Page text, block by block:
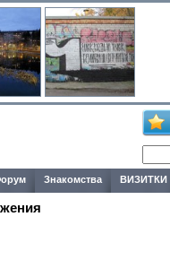
Знакомства ВИЗИТКИ